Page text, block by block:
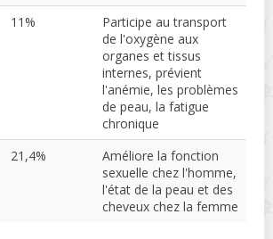
11%
Participe au transport
de l'oxygène aux
organes et tissus
internes, prévient
l'anémie, les problèmes
de peau, la fatigue
chronique
21,4%
Améliore la fonction
sexuelle chez l'homme,
l'état de la peau et des
cheveux chez la femme